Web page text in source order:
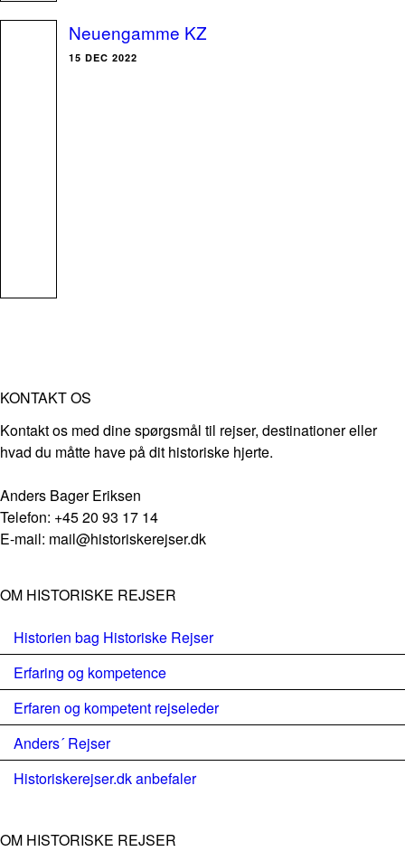
Neuengamme KZ
15 DEC 2022
KONTAKT OS
Kontakt os med dine spørgsmål til rejser, destinationer eller
hvad du måtte have på dit historiske hjerte.
Anders Bager Eriksen
Telefon: +45 20 93 17 14
E-mail: mail@historiskerejser.dk
OM HISTORISKE REJSER
Historien bag Historiske Rejser
Erfaring og kompetence
Erfaren og kompetent rejseleder
Anders´ Rejser
Historiskerejser.dk anbefaler
OM HISTORISKE REJSER